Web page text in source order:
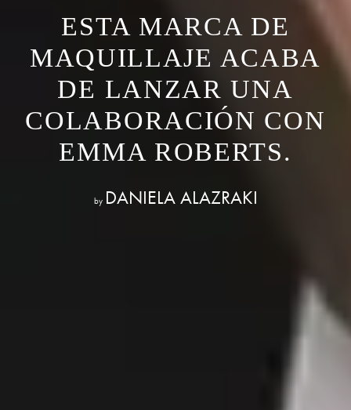
ESTA MARCA DE
MAQUILLAJE ACABA
DE LANZAR UNA
COLABORACIÓN CON
EMMA ROBERTS.
by DANIELA ALAZRAKI